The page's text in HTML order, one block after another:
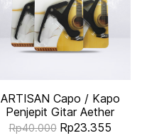
ARTISAN Capo / Kapo
Penjepit Gitar Aether
Rp40.000 Rp23.355